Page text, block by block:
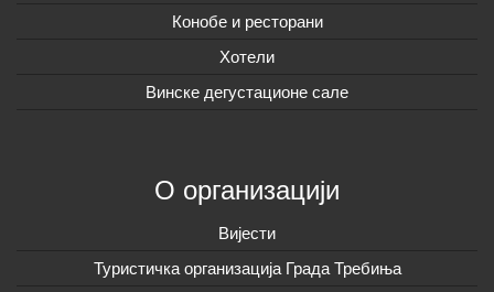
Конобе и ресторани
Хотели
Винске дегустационе сале
О организацији
Вијeсти
Туристичка организација Града Требиња